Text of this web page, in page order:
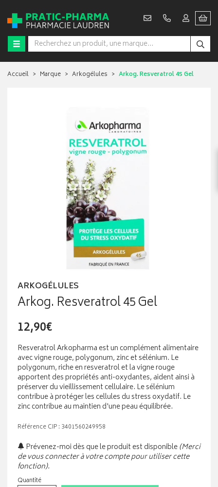
Accueil Marque Arkogélules Arkog. Resveratrol 45 Gel
ARKOGÉLULES
Arkog. Resveratrol 45 Gel
12,90€
Resveratrol Arkopharma est un complément alimentaire
avec vigne rouge, polygonum, zinc et sélénium. Le
polygonum, riche en resveratrol et la vigne rouge
apportent des propriétés anti-oxydantes, aident ainsi à
préserver du vieillissement cellulaire. Le sélénium
contribue à protéger les cellules du stress oxydatif. Le
zinc contribue au maintien d'une peau équilibrée.
Référence CIP : 3401560249958
Prévenez-moi dès que le produit est disponible(Merci
de vous connecter à votre compte pour utiliser cette
fonction).
Quantité